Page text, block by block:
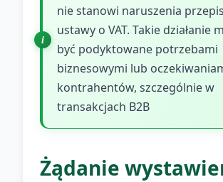
nie stanowi naruszenia
ustawy o VAT. Takie działanie
być podyktowane potrzebami
biznesowymi lub
kontrahentów, szczególnie w
transakcjach B2B
Żądanie